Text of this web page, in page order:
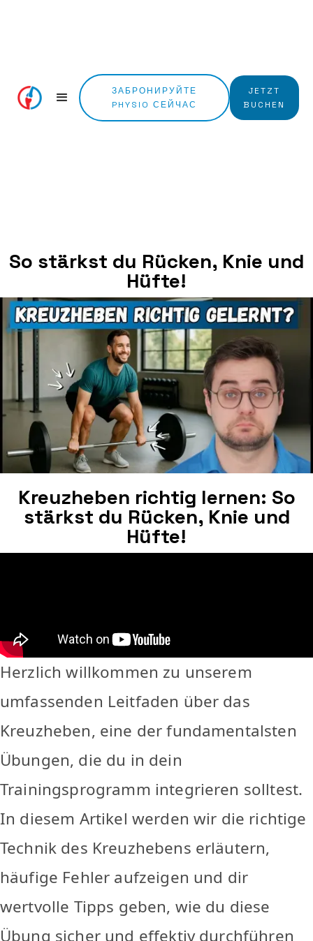
ЗАБРОНИРУЙТЕ
PHYSIO СЕЙЧАС
JETZT
BUCHEN
So stärkst du Rücken, Knie und
Hüfte!
Kreuzheben richtig lernen: So
stärkst du Rücken, Knie und
Hüfte!
Herzlich willkommen zu unserem
umfassenden Leitfaden über das
Kreuzheben, eine der fundamentalsten
Übungen, die du in dein
Trainingsprogramm integrieren solltest.
In diesem Artikel werden wir die richtige
Technik des Kreuzhebens erläutern,
häufige Fehler aufzeigen und dir
wertvolle Tipps geben, wie du diese
Übung sicher und effektiv durchführen